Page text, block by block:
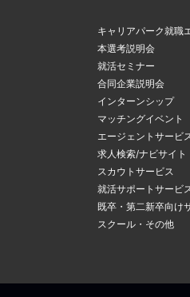
キャリアパーク就職
本選考説明会
就活セミナー
合同企業説明会
インターンシップ
マッチングイベント
エージェントサービ
求人検索/ナビサイト
スカウトサービス
就活サポートサービ
既卒・第二新卒向け
スクール・その他